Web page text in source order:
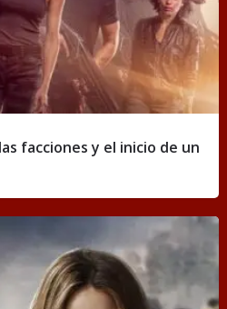
facciones y el inicio de un